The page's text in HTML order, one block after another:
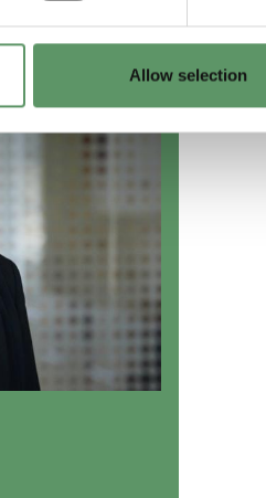
Allow selection